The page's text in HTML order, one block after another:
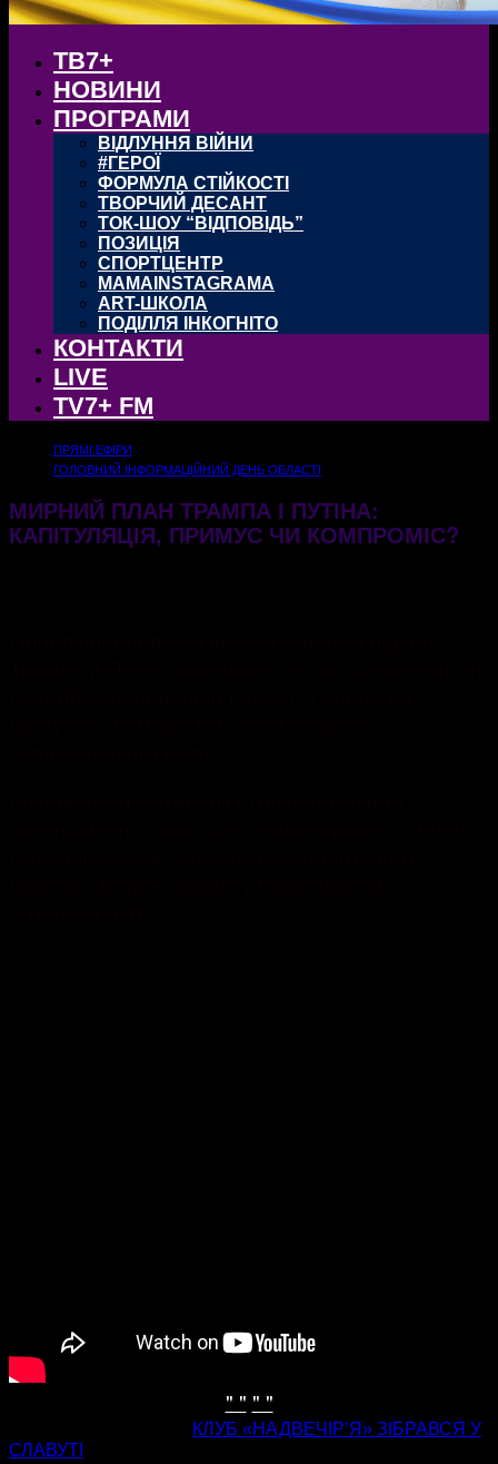
ТВ7+
НОВИНИ
ПРОГРАМИ
ВІДЛУННЯ ВІЙНИ
#ГЕРОЇ
ФОРМУЛА СТІЙКОСТІ
ТВОРЧИЙ ДЕСАНТ
ТОК-ШОУ “ВІДПОВІДЬ”
ПОЗИЦІЯ
СПОРТЦЕНТР
MAMAINSTAGRAMA
ART-ШКОЛА
ПОДІЛЛЯ ІНКОГНІТО
КОНТАКТИ
LIVE
TV7+ FM
ПРЯМІ ЕФІРИ
ГОЛОВНИЙ ІНФОРМАЦІЙНИЙ ДЕНЬ ОБЛАСТІ
МИРНИЙ ПЛАН ТРАМПА І ПУТІНА:
КАПІТУЛЯЦІЯ, ПРИМУС ЧИ КОМПРОМІС?
" " " "
КЛУБ «НАДВЕЧІР’Я» ЗІБРАВСЯ У
СЛАВУТІ